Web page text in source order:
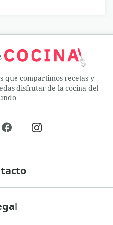
que compartimos recetas y
disfrutar de la cocina del